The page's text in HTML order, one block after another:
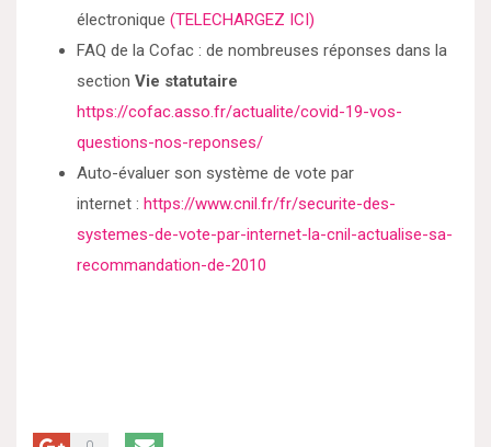
électronique (TELECHARGEZ ICI)
FAQ de la Cofac : de nombreuses réponses dans la
section Vie statutaire
https://cofac.asso.fr/actualite/covid-19-vos-
questions-nos-reponses/
Auto-évaluer son système de vote par
internet : https://www.cnil.fr/fr/securite-des-
systemes-de-vote-par-internet-la-cnil-actualise-sa-
recommandation-de-2010